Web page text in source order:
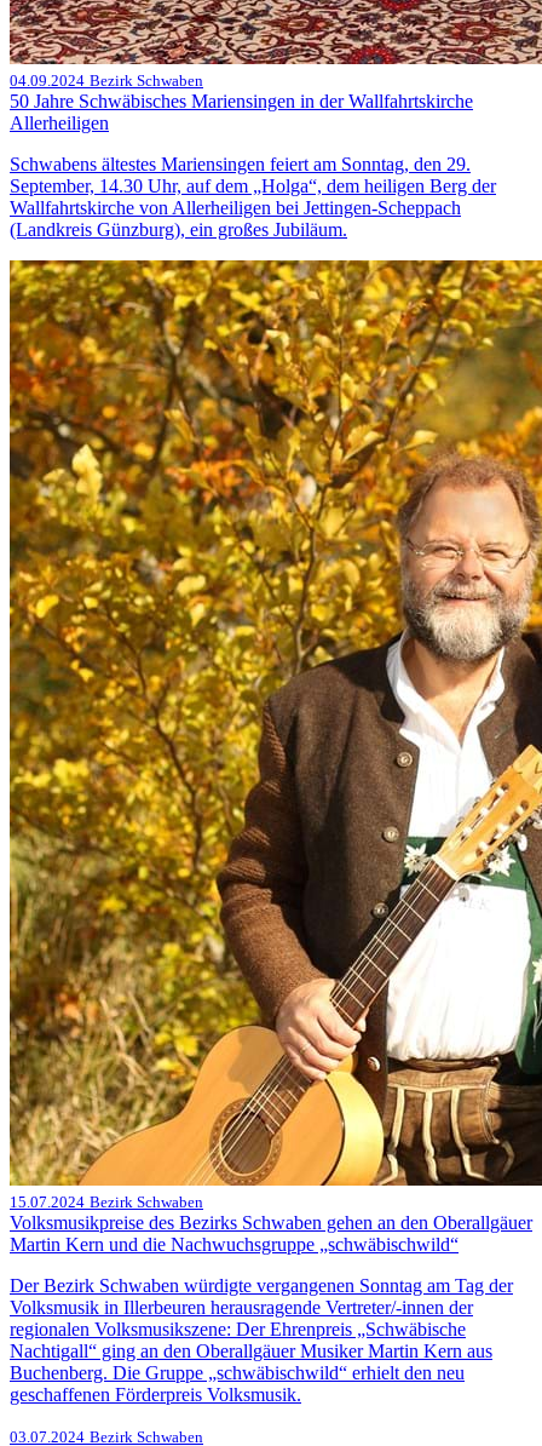
04.09.2024 Bezirk Schwaben
50 Jahre Schwäbisches Mariensingen in der Wallfahrtskirche
Allerheiligen
Schwabens ältestes Mariensingen feiert am Sonntag, den 29.
September, 14.30 Uhr, auf dem „Holga“, dem heiligen Berg der
Wallfahrtskirche von Allerheiligen bei Jettingen-Scheppach
(Landkreis Günzburg), ein großes Jubiläum.
15.07.2024 Bezirk Schwaben
Volksmusikpreise des Bezirks Schwaben gehen an den Oberallgäuer
Martin Kern und die Nachwuchsgruppe „schwäbischwild“
Der Bezirk Schwaben würdigte vergangenen Sonntag am Tag der
Volksmusik in Illerbeuren herausragende Vertreter/-innen der
regionalen Volksmusikszene: Der Ehrenpreis „Schwäbische
Nachtigall“ ging an den Oberallgäuer Musiker Martin Kern aus
Buchenberg. Die Gruppe „schwäbischwild“ erhielt den neu
geschaffenen Förderpreis Volksmusik.
03.07.2024 Bezirk Schwaben